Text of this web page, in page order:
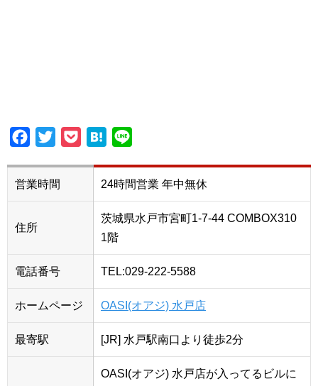
Facebook
Twitter PocketHatena
営業時間 24時間営業 年中無休
住所
茨城県水戸市宮町1-7-44 COMBOX310
1階
電話番号 TEL:029-222-5588
ホームページ OASI(オアジ) 水戸店
最寄駅 [JR] 水戸駅南口より徒歩2分
OASI(オアジ) 水戸店が入ってるビルに